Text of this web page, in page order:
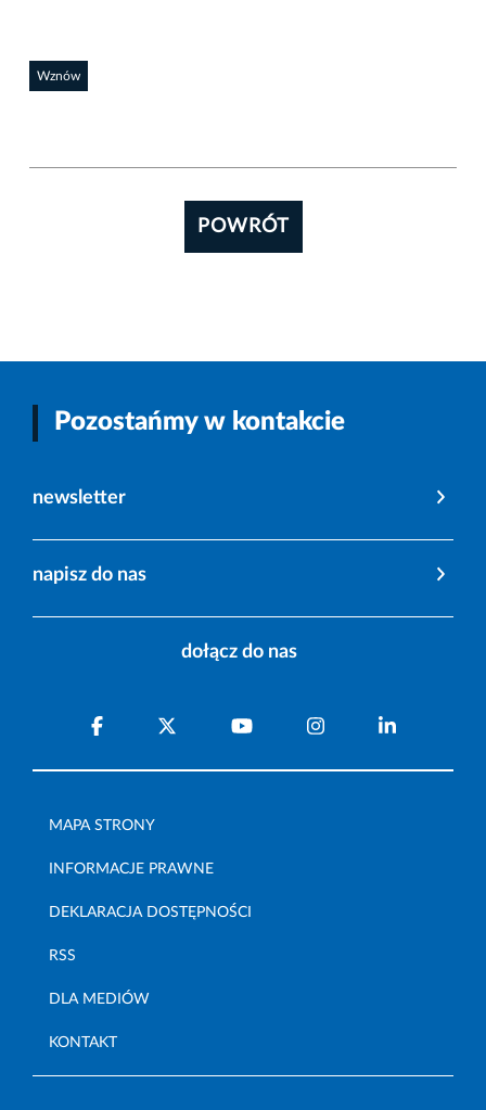
Wznów
POWRÓT
Pozostańmy w kontakcie
newsletter
napisz do nas
dołącz do nas
MAPA STRONY
INFORMACJE PRAWNE
DEKLARACJA DOSTĘPNOŚCI
RSS
DLA MEDIÓW
KONTAKT